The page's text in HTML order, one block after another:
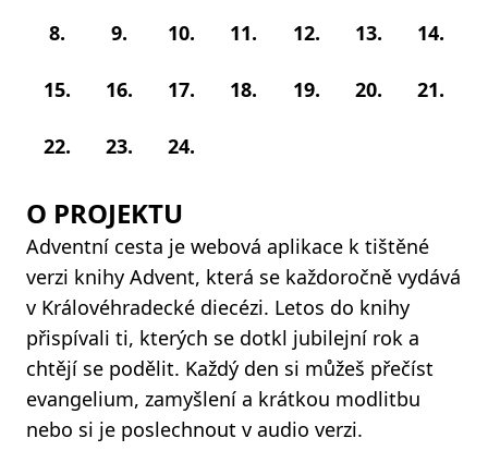
8. 9. 10. 11. 12. 13. 14.
15. 16. 17. 18. 19. 20. 21.
22. 23. 24.
O PROJEKTU
Adventní cesta je webová aplikace k tištěné
verzi knihy Advent, která se každoročně vydává
v Královéhradecké diecézi. Letos do knihy
přispívali ti, kterých se dotkl jubilejní rok a
chtějí se podělit. Každý den si můžeš přečíst
evangelium, zamyšlení a krátkou modlitbu
nebo si je poslechnout v audio verzi.